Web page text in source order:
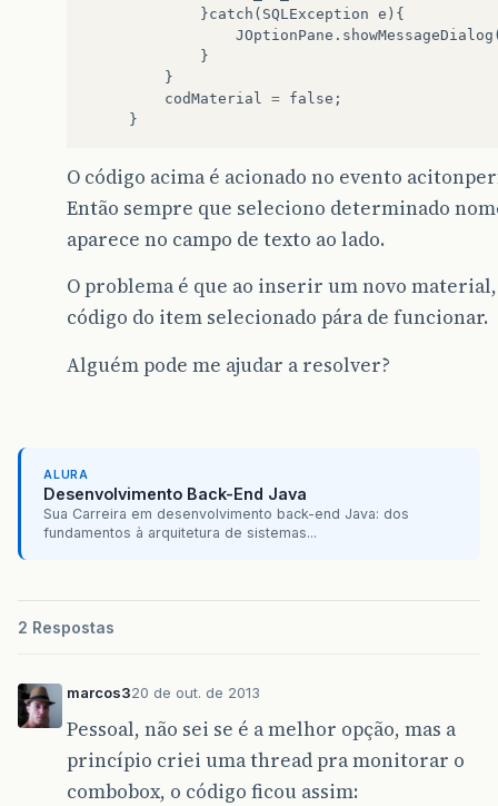
}catch ( SQLException e ){
JOptionPane . showMessageDialog
}
}
codMaterial
= false ;
}
O código acima é acionado no evento
Então sempre que seleciono determinado
aparece no campo de texto ao lado.
O problema é que ao inserir um novo
código do item selecionado pára de funcionar.
Alguém pode me ajudar a resolver?
ALURA
Desenvolvimento Back-End Java
Sua Carreira em desenvolvimento back-end Java: dos
fundamentos à arquitetura de sistemas...
2 Respostas
marcos320 de out. de 2013
Pessoal, não sei se é a melhor opção, mas a
princípio criei uma thread pra monitorar o
combobox, o código ficou assim: